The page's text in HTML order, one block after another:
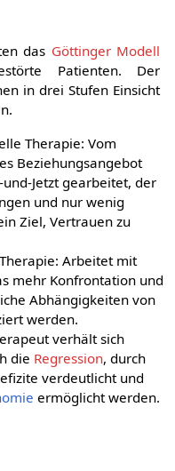
das Göttinger Modell
Patienten. Der
in drei Stufen Einsicht
Therapie: Vom
Beziehungsangebot
Jetzt gearbeitet, der
und nur wenig
Ziel, Vertrauen zu
Arbeitet mit
mehr Konfrontation und
Abhängigkeiten von
werden.
verhält sich
die Regression, durch
verdeutlicht und
ermöglicht werden.